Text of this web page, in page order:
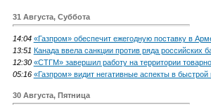
31 Августа, Суббота
14:04 «Газпром» обеспечит ежегодную поставку в
13:51 Канада ввела санкции против ряда российских
12:30 «СТГМ» завершил работу на территории
05:16 «Газпром» видит негативные аспекты в
30 Августа, Пятница